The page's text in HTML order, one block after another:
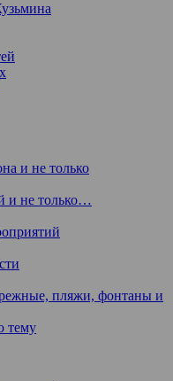
и не только
и не только…
пляжи, фонтаны и
тему